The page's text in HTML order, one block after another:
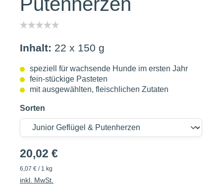
Inhalt: 22 x 150 g
speziell für wachsende Hunde im ersten Jahr
fein-stückige Pasteten
mit ausgewählten, fleischlichen Zutaten
Sorten
20,02 €
6,07 € / 1 kg
inkl. MwSt.